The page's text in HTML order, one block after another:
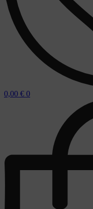
0,00 € 0